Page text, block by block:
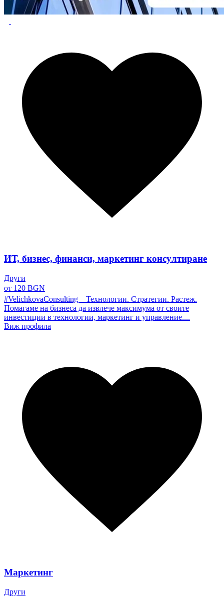
ИТ, бизнес, финанси, маркетинг консултиране
Други
от 120 BGN
#VelichkovaConsulting – Технологии. Стратегии. Растеж.
Помагаме на бизнеса да извлече максимума от своите
инвестиции в технологии, маркетинг и управление....
Виж профила
Маркетинг
Други